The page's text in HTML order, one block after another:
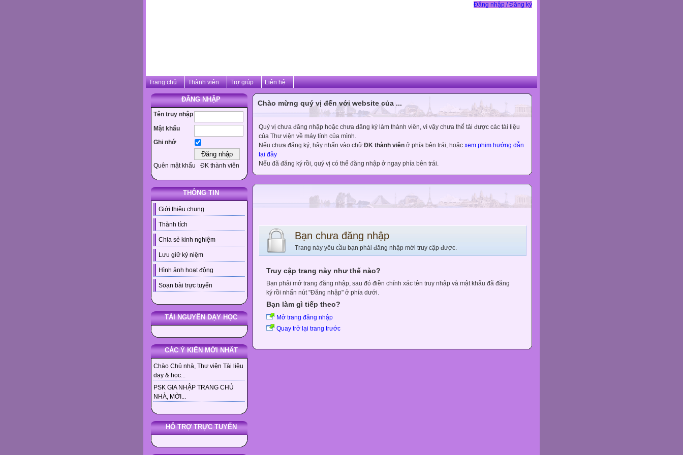
Đăng nhập / Đăng ký
Trang chủ Thành viên Trợ giúp Liên hệ
ĐĂNG NHẬP
Tên truy nhập
Mật khẩu
Ghi nhớ
Quên mật khẩu ĐK thành viên
THÔNG TIN
Giới thiệu chung
Thành tích
Chia sẻ kinh nghiệm
Lưu giữ kỷ niệm
Hình ảnh hoạt động
Soạn bài trực tuyến
TÀI NGUYÊN DẠY HỌC
CÁC Ý KIẾN MỚI NHẤT
Chào Chủ nhà, Thư viện Tài liệu
dạy & học...
PSK GIA NHẬP TRANG CHỦ
NHÀ, MỜI...
HỖ TRỢ TRỰC TUYẾN
Chào mừng quý vị đến với website của ...
Quý vị chưa đăng nhập hoặc chưa đăng ký làm thành viên, vì vậy chưa thể tải được các tài liệu
của Thư viện về máy tính của mình.
Nếu chưa đăng ký, hãy nhấn vào chữ ĐK thành viên ở phía bên trái, hoặc xem phim hướng dẫn
tại đây
Nếu đã đăng ký rồi, quý vị có thể đăng nhập ở ngay phía bên trái.
Bạn chưa đăng nhập
Trang này yêu cầu bạn phải đăng nhập mới truy cập được.
Truy cập trang này như thế nào?
Bạn phải mở trang đăng nhập, sau đó điền chính xác tên truy nhập và mật khẩu đã đăng
ký rồi nhấn nút "Đăng nhập" ở phía dưới.
Bạn làm gì tiếp theo?
Mở trang đăng nhập
Quay trở lại trang trước